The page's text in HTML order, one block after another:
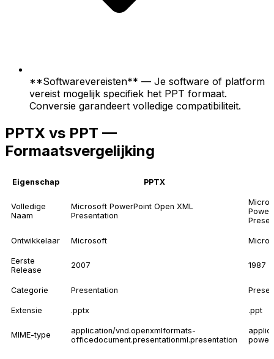
**Softwarevereisten** — Je software of platform
vereist mogelijk specifiek het PPT formaat.
Conversie garandeert volledige compatibiliteit.
PPTX vs PPT —
Formaatsvergelijking
Eigenschap PPTX
Volledige
Naam
Microsoft PowerPoint Open XML
Presentation
Ontwikkelaar Microsoft
Eerste
Release
2007 1987
Categorie Presentation
Extensie .pptx .ppt
MIME-type
application/vnd.openxmlformats-
officedocument.presentationml.presentation